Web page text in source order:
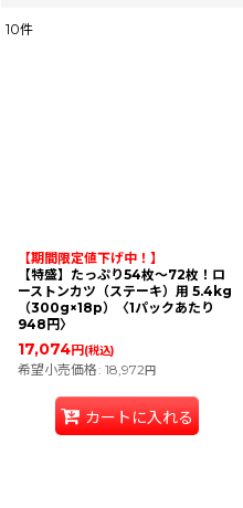
10件
【期間限定値下げ中！】
【特盛】たっぷり54枚〜72枚！ロ
ーストンカツ（ステーキ）用 5.4kg
（300g×18p）〈1パックあたり
948円〉
17,074円 (税込)
希望小売価格: 18,972円
カートに入れる